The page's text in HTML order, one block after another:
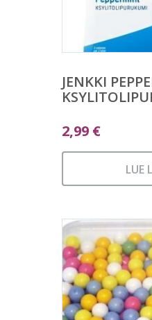
JENKKI
2,99 €
LUE